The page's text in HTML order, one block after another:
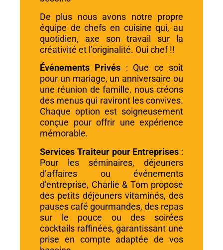
De plus nous avons notre propre
équipe de chefs en cuisine qui, au
quotidien, axe son travail sur la
créativité et l’originalité. Oui chef !!
Événements Privés : Que ce soit
pour un mariage, un anniversaire ou
une réunion de famille, nous créons
des menus qui raviront les convives.
Chaque option est soigneusement
conçue pour offrir une expérience
mémorable.
Services Traiteur pour Entreprises :
Pour les séminaires, déjeuners
d’affaires ou événements
d’entreprise, Charlie & Tom propose
des petits déjeuners vitaminés, des
pauses café gourmandes, des repas
sur le pouce ou des soirées
cocktails raffinées, garantissant une
prise en compte adaptée de vos